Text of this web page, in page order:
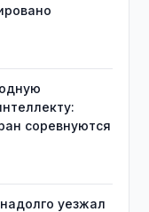
соревнуются
уезжал